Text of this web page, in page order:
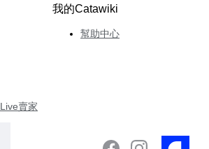
賣家
我的Catawiki
幫助中心